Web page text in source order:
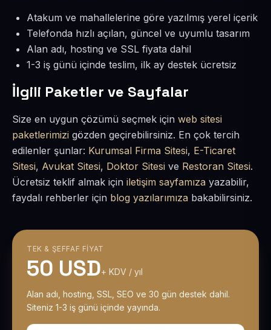
Atakum ve mahallelerine göre yazılmış yerel içerik
Telefonda hızlı açılan, güncel ve uyumlu tasarım
Alan adı, hosting ve SSL fiyata dahil
1-3 iş günü içinde teslim, ilk ay destek ücretsiz
İlgili Paketler ve Sayfalar
Size en uygun çözümü seçmek için web sitesi
paketlerimizi gözden geçirebilirsiniz. En çok tercih
edilenler şunlar: Kurumsal Firma Sitesi, E-Ticaret
Sitesi, Avukat Sitesi, Doktor Sitesi ve Restoran Sitesi.
Ücretsiz teklif almak için iletişim sayfamıza yazabilir,
faydalı rehberler için blog yazılarımıza bakabilirsiniz.
TEK & ŞEFFAF FIYAT
50 USD+ KDV / yıl
Alan adı, hosting, SSL, SEO ve 30 gün destek dahil.
Siteniz 1-3 iş günü içinde yayında.